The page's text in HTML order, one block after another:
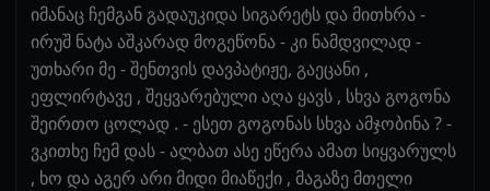
იმანაც ჩემგან გადაუკიდა სიგარეტს და მითხრა -
ირუშ ნატა აშკარად მოგეწონა - კი ნამდვილად -
უთხარი მე - შენთვის დავპატიჟე, გაეცანი ,
ეფლირტავე , შეყვარებული აღა ყავს , სხვა გოგონა
შეირთო ცოლად . - ესეთ გოგონას სხვა ამჯობინა ? -
ვკითხე ჩემ დას - ალბათ ასე ეწერა ამათ სიყვარულს
, ხო და აგერ არი მიდი მიაწექი , მაგაზე მთელი